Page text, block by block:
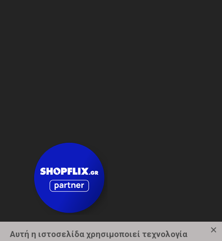
Αυτή η ιστοσελίδα χρησιμοποιεί τεχνολογία ×